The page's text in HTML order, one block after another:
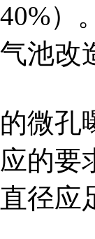
）
池
孔
的要
径应